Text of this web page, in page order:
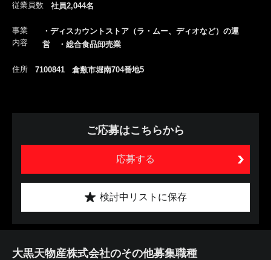
従業員数 社員2,044名
事業
内容
・ディスカウントストア（ラ・ムー、ディオなど）の運
営 ・総合食品卸売業
住所 7100841 倉敷市堀南704番地5
ご応募はこちらから
応募する
検討中リストに保存
大黒天物産株式会社のその他募集職種